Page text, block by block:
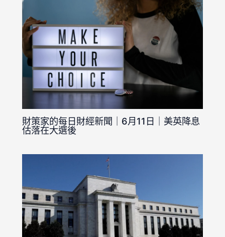
財策家的每日財經新聞｜6月11日｜美英降息
估落在大選後